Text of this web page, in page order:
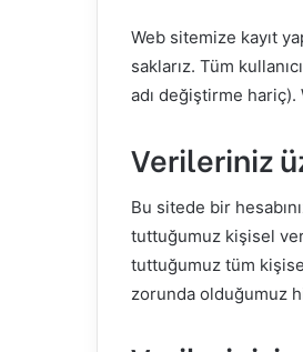
Web sitemize kayıt
saklarız. Tüm
adı değiştirme
Verileriniz
Bu sitede bir
tuttuğumuz kişisel
tuttuğumuz tüm
zorunda olduğumuz